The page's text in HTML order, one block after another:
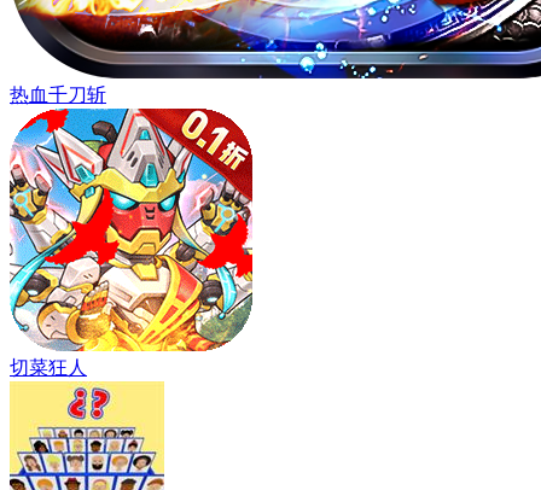
热血千刀斩
切菜狂人